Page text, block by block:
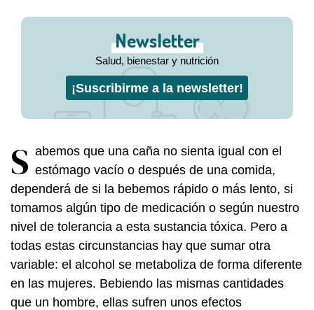
Newsletter
Salud, bienestar y nutrición
¡Suscribirme a la newsletter!
S abemos que una caña no sienta igual con el
estómago vacío o después de una comida,
dependerá de si la bebemos rápido o más lento, si
tomamos algún tipo de medicación o según nuestro
nivel de tolerancia a esta sustancia tóxica. Pero a
todas estas circunstancias hay que sumar otra
variable: el alcohol se metaboliza de forma diferente
en las mujeres. Bebiendo las mismas cantidades
que un hombre, ellas sufren unos efectos